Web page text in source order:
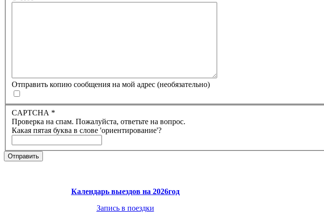
Отправить копию сообщения на мой адрес (необязательно)
CAPTCHA *
Проверка на спам. Пожалуйста, ответьте на вопрос.
Какая пятая буква в слове 'ориентирование'?
Отправить
Календарь выездов на 2026год
Запись в поездки